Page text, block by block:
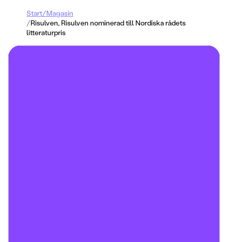
Start/Magasin
/Risulven, Risulven nominerad till Nordiska rådets
litteraturpris